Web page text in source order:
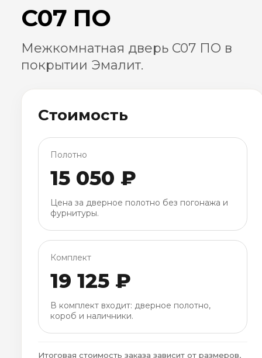
C07 ПО
Межкомнатная дверь C07 ПО в
покрытии Эмалит.
Стоимость
Полотно
15 050 ₽
Цена за дверное полотно без погонажа и
фурнитуры.
Комплект
19 125 ₽
В комплект входит: дверное полотно,
короб и наличники.
Итоговая стоимость заказа зависит от размеров,